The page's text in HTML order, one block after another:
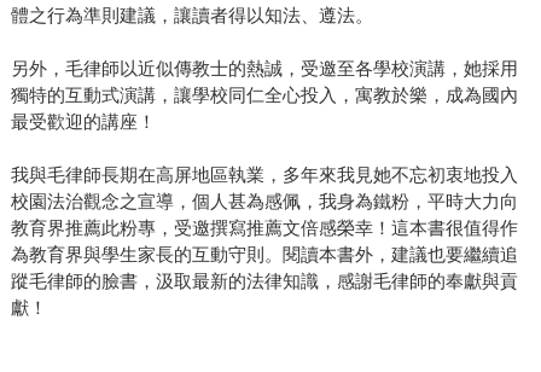
體之行為準則建議，讓讀者得以知法、遵法。
另外，毛律師以近似傳教士的熱誠，受邀至各學校演講，她採用
獨特的互動式演講，讓學校同仁全心投入，寓教於樂，成為國內
最受歡迎的講座！
我與毛律師長期在高屏地區執業，多年來我見她不忘初衷地投入
校園法治觀念之宣導，個人甚為感佩，我身為鐵粉，平時大力向
教育界推薦此粉專，受邀撰寫推薦文倍感榮幸！這本書很值得作
為教育界與學生家長的互動守則。閱讀本書外，建議也要繼續追
蹤毛律師的臉書，汲取最新的法律知識，感謝毛律師的奉獻與貢
獻！